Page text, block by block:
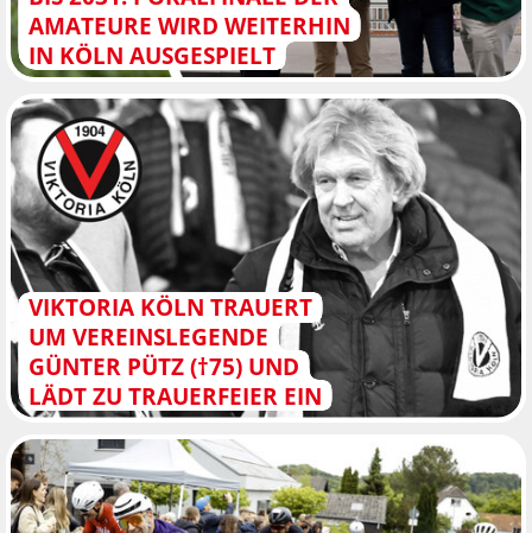
AMATEURE WIRD WEITERHIN
IN KÖLN AUSGESPIELT
VIKTORIA KÖLN TRAUERT
UM VEREINSLEGENDE
GÜNTER PÜTZ (†75) UND
LÄDT ZU TRAUERFEIER EIN